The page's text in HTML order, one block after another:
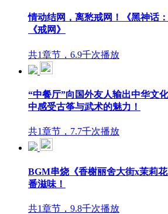
情动结网，离愁戒网！《黑神话
《戒网》
共1章节，6.9千次播放
“中餐厅”向国外友人输出中华文
中感受古筝与武术的魅力！
共1章节，7.7千次播放
BGM串烧《香榭丽舍大街x茉莉
番滋味！
共1章节，9.8千次播放